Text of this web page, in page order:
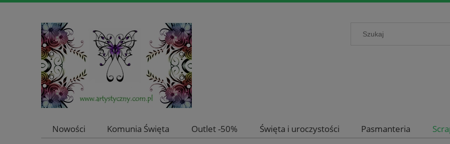
Nowości Komunia Święta Outlet -50% Święta i uroczystości Pasmanteria